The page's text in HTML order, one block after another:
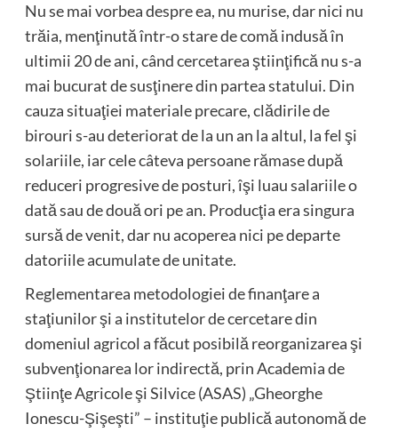
Nu se mai vorbea despre ea, nu murise, dar nici nu
trăia, menţinută într-o stare de comă indusă în
ultimii 20 de ani, când cercetarea ştiinţifică nu s-a
mai bucurat de susţinere din partea statului. Din
cauza situaţiei materiale precare, clădirile de
birouri s-au deteriorat de la un an la altul, la fel şi
solariile, iar cele câteva persoane rămase după
reduceri progresive de posturi, îşi luau salariile o
dată sau de două ori pe an. Producţia era singura
sursă de venit, dar nu acoperea nici pe departe
datoriile acumulate de unitate.
Reglementarea metodologiei de finanţare a
staţiunilor şi a institutelor de cercetare din
domeniul agricol a făcut posibilă reorganizarea şi
subvenţionarea lor indirectă, prin Academia de
Ştiinţe Agricole şi Silvice (ASAS) „Gheorghe
Ionescu-Şişeşti” – instituţie publică autonomă de